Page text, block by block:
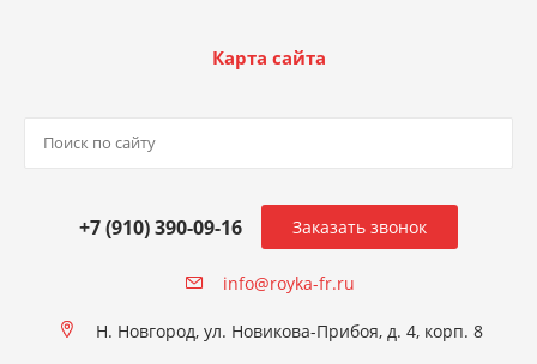
Карта сайта
+7 (910) 390-09-16
info@royka-fr.ru
Заказать звонок
Н. Новгород, ул. Новикова-Прибоя, д. 4, корп. 8